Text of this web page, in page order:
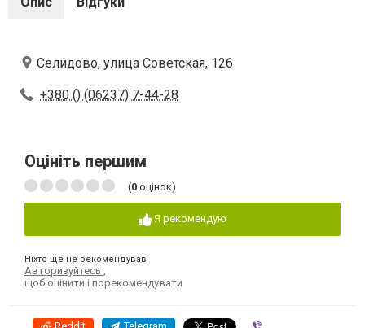
Селидово, улица Советская, 126
+380 () (06237) 7-44-28
Оцініть першим
(0 оцінок)
Я рекомендую
Ніхто ще не рекомендував
Авторизуйтесь
щоб оцінити і порекомендувати